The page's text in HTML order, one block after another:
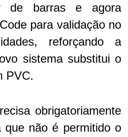
de barras e agora
para validação no
reforçando a
sistema substitui o
PVC.
obrigatoriamente
que não é permitido o